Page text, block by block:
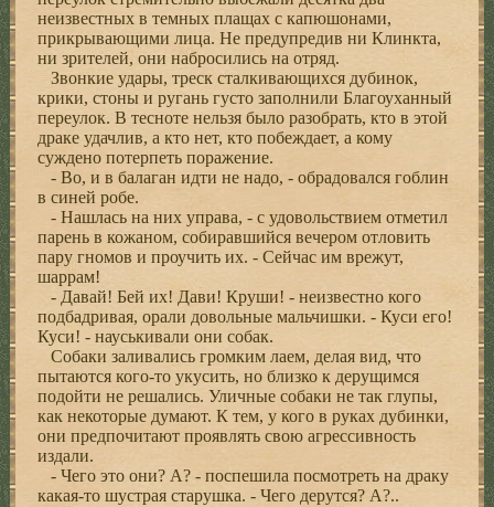
неизвестных в темных плащах с капюшонами,
прикрывающими лица. Не предупредив ни Клинкта,
ни зрителей, они набросились на отряд.
Звонкие удары, треск сталкивающихся дубинок,
крики, стоны и ругань густо заполнили Благоуханный
переулок. В тесноте нельзя было разобрать, кто в этой
драке удачлив, а кто нет, кто побеждает, а кому
суждено потерпеть поражение.
- Во, и в балаган идти не надо, - обрадовался гоблин
в синей робе.
- Нашлась на них управа, - с удовольствием отметил
парень в кожаном, собиравшийся вечером отловить
пару гномов и проучить их. - Сейчас им врежут,
шаррам!
- Давай! Бей их! Дави! Круши! - неизвестно кого
подбадривая, орали довольные мальчишки. - Куси его!
Куси! - науськивали они собак.
Собаки заливались громким лаем, делая вид, что
пытаются кого-то укусить, но близко к дерущимся
подойти не решались. Уличные собаки не так глупы,
как некоторые думают. К тем, у кого в руках дубинки,
они предпочитают проявлять свою агрессивность
издали.
- Чего это они? А? - поспешила посмотреть на драку
какая-то шустрая старушка. - Чего дерутся? А?..